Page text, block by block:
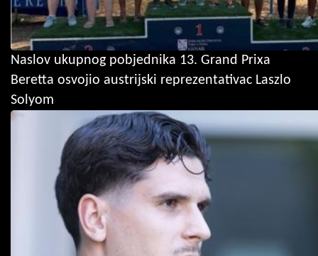
Naslov ukupnog pobjednika 13. Grand Prixa
Beretta osvojio austrijski reprezentativac Laszlo
Solyom